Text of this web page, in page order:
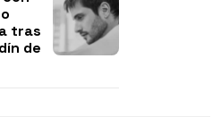
tras
de